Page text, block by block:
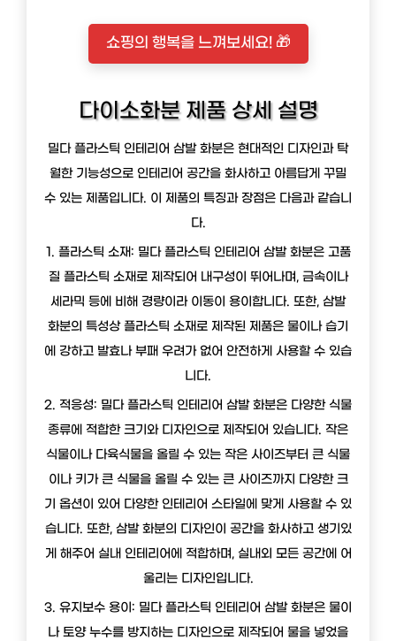
쇼핑의 행복을 느껴보세요! 🎁
다이소화분 제품 상세 설명
밀다 플라스틱 인테리어 삼발 화분은 현대적인 디자인과 탁
월한 기능성으로 인테리어 공간을 화사하고 아름답게 꾸밀
수 있는 제품입니다. 이 제품의 특징과 장점은 다음과 같습니
다.
1. 플라스틱 소재: 밀다 플라스틱 인테리어 삼발 화분은 고품
질 플라스틱 소재로 제작되어 내구성이 뛰어나며, 금속이나
세라믹 등에 비해 경량이라 이동이 용이합니다. 또한, 삼발
화분의 특성상 플라스틱 소재로 제작된 제품은 물이나 습기
에 강하고 발효나 부패 우려가 없어 안전하게 사용할 수 있습
니다.
2. 적응성: 밀다 플라스틱 인테리어 삼발 화분은 다양한 식물
종류에 적합한 크기와 디자인으로 제작되어 있습니다. 작은
식물이나 다육식물을 올릴 수 있는 작은 사이즈부터 큰 식물
이나 키가 큰 식물을 올릴 수 있는 큰 사이즈까지 다양한 크
기 옵션이 있어 다양한 인테리어 스타일에 맞게 사용할 수 있
습니다. 또한, 삼발 화분의 디자인이 공간을 화사하고 생기있
게 해주어 실내 인테리어에 적합하며, 실내외 모든 공간에 어
울리는 디자인입니다.
3. 유지보수 용이: 밀다 플라스틱 인테리어 삼발 화분은 물이
나 토양 누수를 방지하는 디자인으로 제작되어 물을 넣었을